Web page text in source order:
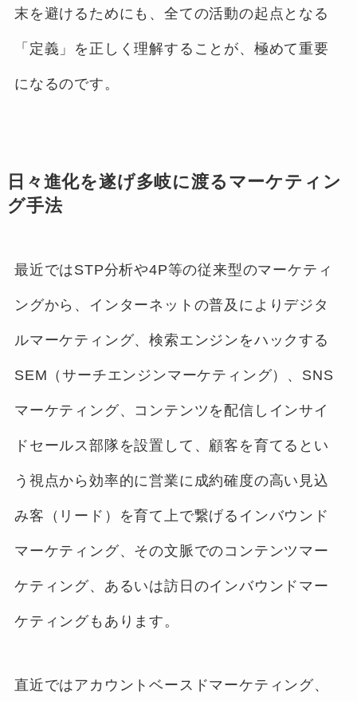
末を避けるためにも、全ての活動の起点となる
「定義」を正しく理解することが、極めて重要
になるのです。
日々進化を遂げ多岐に渡るマーケティン
グ手法
最近ではSTP分析や4P等の従来型のマーケティ
ングから、インターネットの普及によりデジタ
ルマーケティング、検索エンジンをハックする
SEM（サーチエンジンマーケティング）、SNS
マーケティング、コンテンツを配信しインサイ
ドセールス部隊を設置して、顧客を育てるとい
う視点から効率的に営業に成約確度の高い見込
み客（リード）を育て上で繋げるインバウンド
マーケティング、その文脈でのコンテンツマー
ケティング、あるいは訪日のインバウンドマー
ケティングもあります。
直近ではアカウントベースドマーケティング、